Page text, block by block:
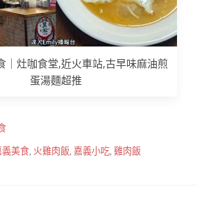
｜灶咖食堂,近火車站,古早味麻油煎
蛋湯麵超推
義美食, 火雞肉飯, 嘉義小吃,雞肉飯